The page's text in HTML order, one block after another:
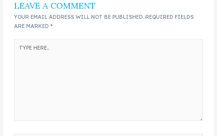
LEAVE A COMMENT
YOUR EMAIL ADDRESS WILL NOT BE PUBLISHED. REQUIRED FIELDS
ARE MARKED*